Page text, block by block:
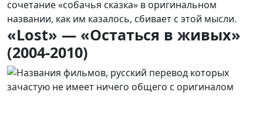
сочетание «собачья сказка» в оригинальном
названии, как им казалось, сбивает с этой мысли.
«Lost» — «Остаться в живых»
(2004-2010)